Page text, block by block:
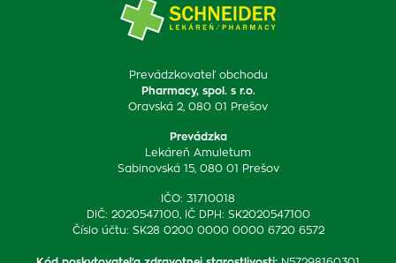
Prevádzkovateľ obchodu
Pharmacy, spol. s r.o.
Oravská 2, 080 01 Prešov
Prevádzka
Lekáreň Amuletum
Sabinovská 15, 080 01 Prešov
IČO: 31710018
DIČ: 2020547100, IČ DPH: SK2020547100
Číslo účtu: SK28 0200 0000 0000 6720 6572